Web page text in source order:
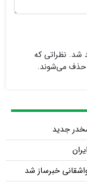
شد. نظراتی که
حذف می‌شوند.
جدید